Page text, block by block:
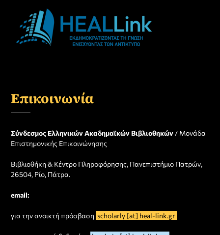
Επικοινωνία
Σύνδεσμος Ελληνικών Ακαδημαϊκών Βιβλιοθηκών / Μονάδα
Επιστημονικής Επικοινώνησης
Βιβλιοθήκη & Κέντρο Πληροφόρησης, Πανεπιστήμιο Πατρών,
26504, Ρίο, Πάτρα.
email:
για την ανοικτή πρόσβαση scholarly [at] heal-link.gr